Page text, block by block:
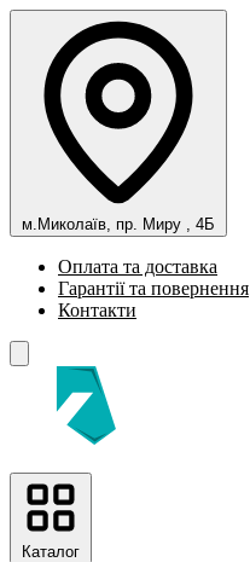
м.Миколаїв, пр. Миру , 4Б
Оплата та доставка
Гарантії та повернення
Контакти
Каталог